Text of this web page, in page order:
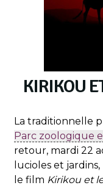
KIRIKOU
La traditionnelle
Parc zoologique
retour, mardi 22
lucioles et
le film Kirikou et